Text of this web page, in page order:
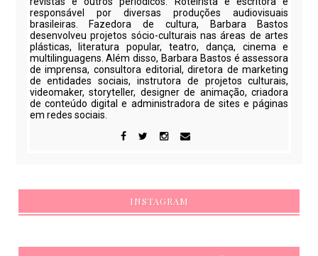
responsável por diversas produções audiovisuais
brasileiras. Fazedora de cultura, Barbara Bastos
desenvolveu projetos sócio-culturais nas áreas de artes
plásticas, literatura popular, teatro, dança, cinema e
multilinguagens. Além disso, Barbara Bastos é assessora
de imprensa, consultora editorial, diretora de marketing
de entidades sociais, instrutora de projetos culturais,
videomaker, storyteller, designer de animação, criadora
de conteúdo digital e administradora de sites e páginas
em redes sociais.
INSTAGRAM